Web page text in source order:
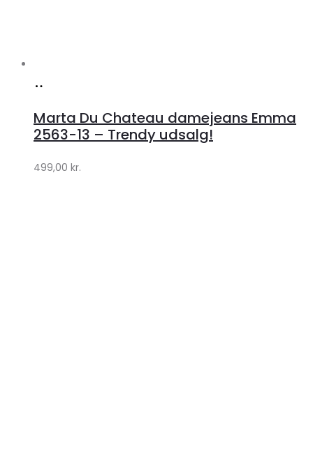
Klædeskabet.dk
Marta Du Chateau damejeans Emma
2563-13 – Trendy udsalg!
499,00 kr.